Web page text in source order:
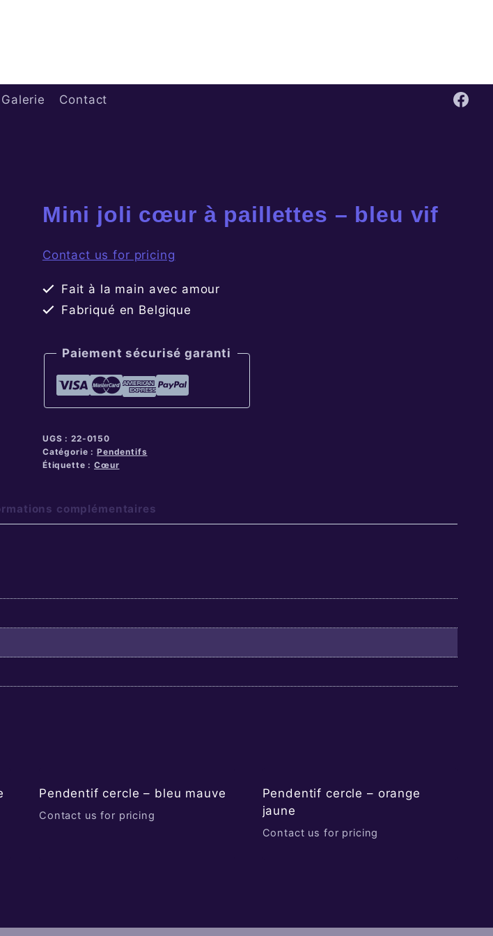
Galerie Contact
Mini joli cœur à paillettes – bleu vif
Contact us for pricing
Fait à la main avec amour
Fabriqué en Belgique
Paiement sécurisé garanti
UGS : 22-0150
Catégorie :Pendentifs
Étiquette :Cœur
complémentaires
Pendentif cercle – bleu mauve
Contact us for pricing
Pendentif cercle – orange
jaune
Contact us for pricing